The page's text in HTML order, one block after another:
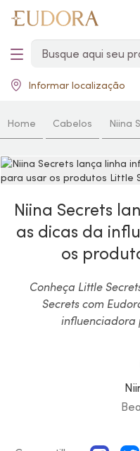
Informar localização
Home Cabelos Niina
Niina Secrets
as dicas da
os
Conheça Little
Secrets com
influenciadora